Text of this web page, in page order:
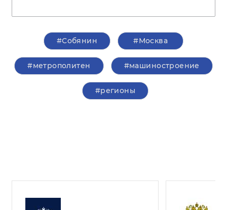
#Собянин #Москва
#метрополитен #машиностроение
#регионы